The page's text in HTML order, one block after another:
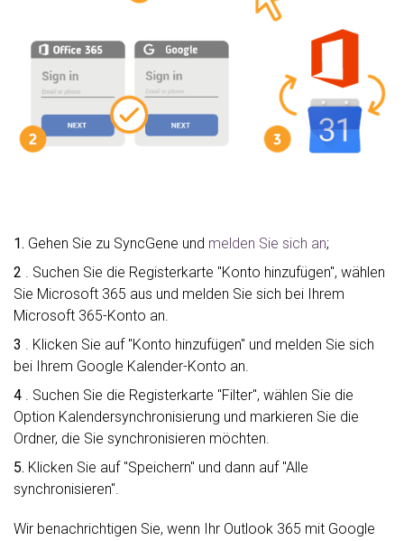
1. Gehen Sie zu SyncGene und melden Sie sich an;
2 . Suchen Sie die Registerkarte "Konto hinzufügen", wählen
Sie Microsoft 365 aus und melden Sie sich bei Ihrem
Microsoft 365-Konto an.
3 . Klicken Sie auf "Konto hinzufügen" und melden Sie sich
bei Ihrem Google Kalender-Konto an.
4 . Suchen Sie die Registerkarte "Filter", wählen Sie die
Option Kalendersynchronisierung und markieren Sie die
Ordner, die Sie synchronisieren möchten.
5. Klicken Sie auf "Speichern" und dann auf "Alle
synchronisieren".
Wir benachrichtigen Sie, wenn Ihr Outlook 365 mit Google